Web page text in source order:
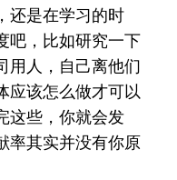
还是在学习的时
吧，比如研究一下
用人，自己离他们
应该怎么做才可以
这些，你就会发
率其实并没有你原